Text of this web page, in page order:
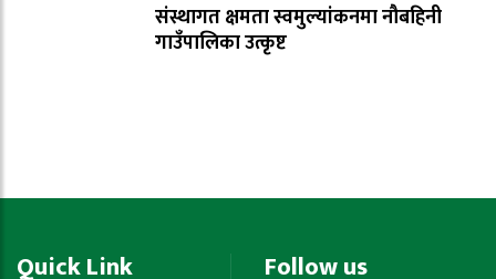
संस्थागत क्षमता स्वमुल्यांकनमा नौबहिनी
गाउँपालिका उत्कृष्ट
Quick Link Follow us